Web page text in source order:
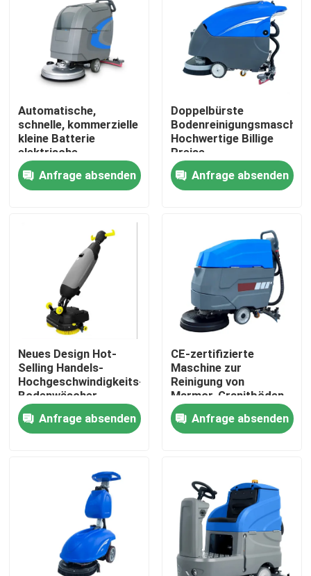
Haus
Fabrik-Ausflug
Qualitätskontrolle
Treten Sie mit uns in Verbindung
Nachrichten
Fordern Sie ein Zitat
Straßen-Baumaschinen
Radladermaschine
Automatische,
schnelle, kommerzielle
kleine Batterie
elektrische
Bodenreinigungsanlage
Anfrage absenden
Doppelbürste
Bodenreinigungsmaschine
Hochwertige Billige
Preise
Marmorbodenreiniger
Anfrage absenden
Neues Design Hot-
Selling Handels-
Hochgeschwindigkeits-
Bodenwäscher
Fußbodenteppich
Waschmaschine
Batterie
Anfrage absenden
CE-zertifizierte
Maschine zur
Reinigung von
Marmor-Granitböden
Anfrage absenden